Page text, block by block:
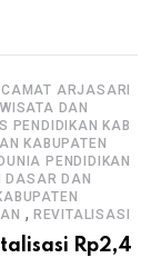
CAMAT ARJASARI
DAN
PENDIDIKAN KAB
KABUPATEN
DUNIA PENDIDIKAN
DASAR DAN
, REVITALISASI
Rp2,4